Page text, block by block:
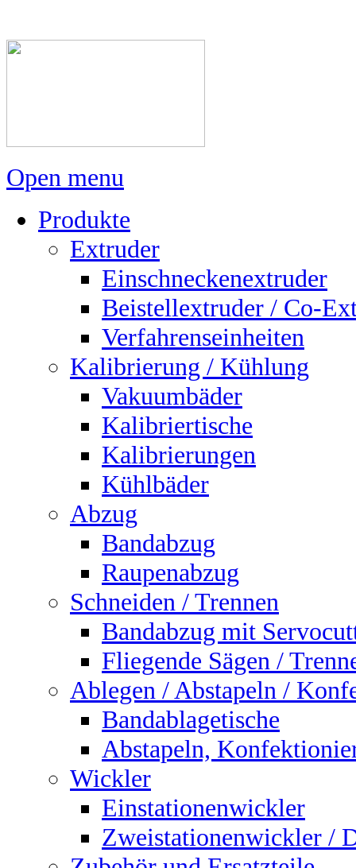
Open menu
Produkte
Extruder
Einschneckenextruder
Beistellextruder / Co-
Verfahrenseinheiten
Kalibrierung / Kühlung
Vakuumbäder
Kalibriertische
Kalibrierungen
Kühlbäder
Abzug
Bandabzug
Raupenabzug
Schneiden / Trennen
Bandabzug mit
Fliegende Sägen /
Ablegen / Abstapeln /
Bandablagetische
Abstapeln,
Wickler
Einstationenwickler
Zweistationenwickler /